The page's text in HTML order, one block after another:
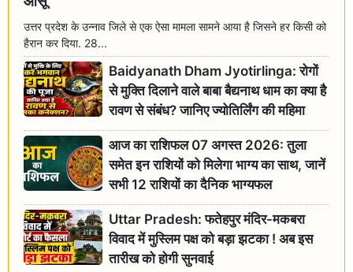
उत्तर प्रदेश के उन्नाव जिले से एक ऐसा मामला सामने आया है जिसने हर किसी को
हैरान कर दिया. 28...
Baidyanath Dham Jyotirlinga: रोगों
से मुक्ति दिलाने वाले बाबा बैद्यनाथ धाम का क्या है
रावण से संबंध? जानिए ज्योतिर्लिंग की महिमा
आज का राशिफल 07 अगस्त 2026: तुला
समेत इन राशियों को मिलेगा भाग्य का साथ, जानें
सभी 12 राशियों का दैनिक भाग्यफल
Uttar Pradesh: फतेहपुर मंदिर-मकबरा
विवाद में मुस्लिम पक्ष को बड़ा झटका ! अब इस
तारीख को होगी सुनवाई